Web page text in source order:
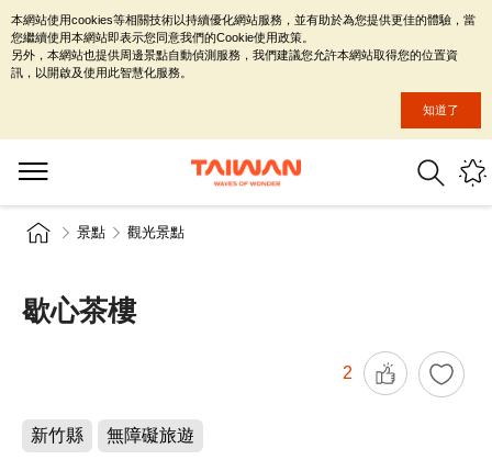
景點 觀光景點
歇心茶樓
2
新竹縣 無障礙旅遊
本網站使用cookies等相關技術以持續優化網站服務，並有助於為您提供更佳的體驗，當
您繼續使用本網站即表示您同意我們的Cookie使用政策。
另外，本網站也提供周邊景點自動偵測服務，我們建議您允許本網站取得您的位置資
訊，以開啟及使用此智慧化服務。
知道了